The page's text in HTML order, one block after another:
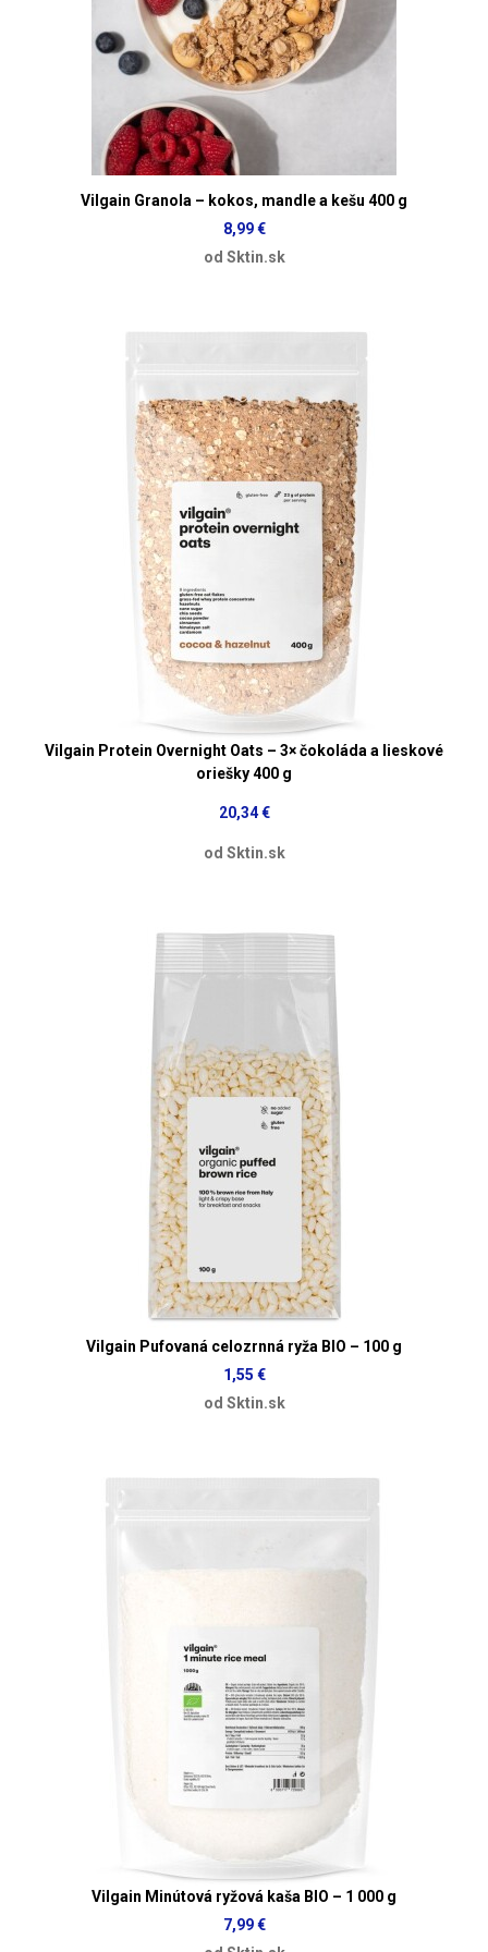
Vilgain Granola – kokos, mandle a kešu 400 g
8,99 €
od Sktin.sk
Vilgain Protein Overnight Oats – 3× čokoláda a lieskové
oriešky 400 g
20,34 €
od Sktin.sk
Vilgain Pufovaná celozrnná ryža BIO – 100 g
1,55 €
od Sktin.sk
Vilgain Minútová ryžová kaša BIO – 1 000 g
7,99 €